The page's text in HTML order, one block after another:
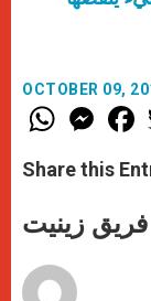
OCTOBER 09,
W
h
t
s
p
p
M
e
s
e
g
e
F
a
e
b
o
k
Share this
فريق زينيت